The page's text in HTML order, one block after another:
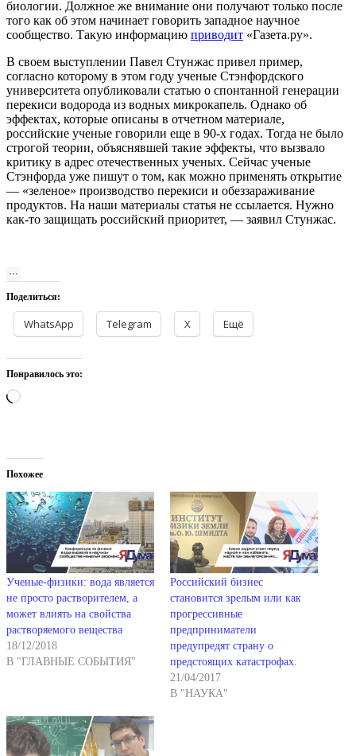
биологии. Должное же внимание они получают только после
того как об этом начинает говорить западное научное
сообщество. Такую информацию приводит «Газета.ру».
В своем выступлении Павел Стунжас привел пример,
согласно которому в этом году ученые Стэнфордского
университета опубликовали статью о спонтанной генерации
перекиси водорода из водных микрокапель. Однако об
эффектах, которые описаны в отчетном материале,
российские ученые говорили еще в 90-х годах. Тогда не было
строгой теории, объяснявшей такие эффекты, что вызвало
критику в адрес отечественных ученых. Сейчас ученые
Стэнфорда уже пишут о том, как можно применять открытие
— «зеленое» производство перекиси и обеззараживание
продуктов. На наши материалы статья не ссылается. Нужно
как-то защищать российский приоритет, — заявил Стунжас.
Поделиться:
WhatsApp Telegram X Ещё
Понравилось это:
Загрузка…
Похожее
Ученые-физики: вода является
не просто растворителем, а
может влиять на свойства
растворяемого вещества
18/12/2018
В "ГЛАВНЫЕ СОБЫТИЯ"
Российский бизнес
становится зрелым или как
прогрессивные
предприниматели
предупредят страну о
предстоящих катастрофах.
21/04/2017
В "НАУКА"